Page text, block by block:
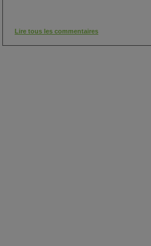
Lire tous les commentaires